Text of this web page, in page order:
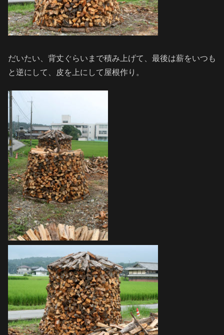
だいたい、背丈ぐらいまで積み上げて、最後は薪をいつも
と逆にして、皮を上にして屋根作り。